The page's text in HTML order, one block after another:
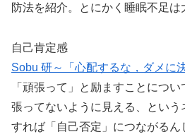
防法を紹介。とにかく睡眠不足は
自己肯定感
Sobu 研～「心配するな，ダメに
「頑張って」と励ますことにつ
張ってないように見える、とい
すれば「自己否定」につながるん